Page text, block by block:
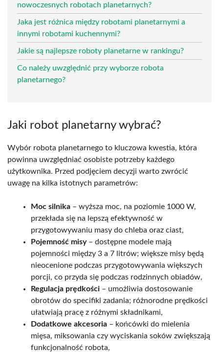
nowoczesnych robotach planetarnych?
Jaka jest różnica między robotami planetarnymi a
innymi robotami kuchennymi?
Jakie są najlepsze roboty planetarne w rankingu?
Co należy uwzględnić przy wyborze robota
planetarnego?
Jaki robot planetarny wybrać?
Wybór robota planetarnego to kluczowa kwestia, która
powinna uwzględniać osobiste potrzeby każdego
użytkownika. Przed podjęciem decyzji warto zwrócić
uwagę na kilka istotnych parametrów:
Moc silnika – wyższa moc, na poziomie 1000 W,
przekłada się na lepszą efektywność w
przygotowywaniu masy do chleba oraz ciast,
Pojemność misy– dostępne modele mają
pojemności między 3 a 7 litrów; większe misy będą
nieocenione podczas przygotowywania większych
porcji, co przyda się podczas rodzinnych obiadów,
Regulacja prędkości – umożliwia dostosowanie
obrotów do specifiki zadania; różnorodne prędkości
ułatwiają pracę z różnymi składnikami,
Dodatkowe akcesoria – końcówki do mielenia
mięsa, miksowania czy wyciskania soków zwiększają
funkcjonalność robota,